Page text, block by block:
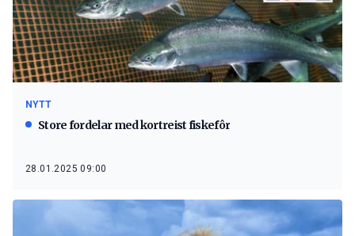
NYTT
Store fordelar med kortreist fiskefôr
28.01.2025 09:00